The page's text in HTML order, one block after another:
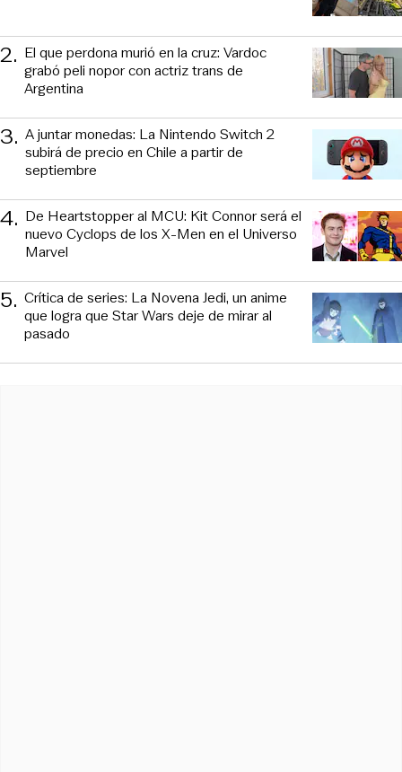
2. El que perdona murió en la cruz: Vardoc
grabó peli nopor con actriz trans de
Argentina
3. A juntar monedas: La Nintendo Switch 2
subirá de precio en Chile a partir de
septiembre
4. De Heartstopper al MCU: Kit Connor será el
nuevo Cyclops de los X-Men en el Universo
Marvel
5. Crítica de series: La Novena Jedi, un anime
que logra que Star Wars deje de mirar al
pasado